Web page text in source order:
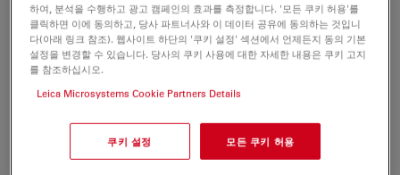
Widefield Application Letter Fura 01 Sep07
en
Jul 27, 2026 PDF, 717 KB
DOWNLOAD
하여, 분석을 수행하고 광고 캠페인의 효과를 측정합니다. '모든 쿠키 허용'를
클릭하면 이에 동의하고, 당사 파트너사와 이 데이터 공유에 동의하는 것입니
다(아래 링크 참조). 웹사이트 하단의 '쿠키 설정' 섹션에서 언제든지 동의 기본
설정을 변경할 수 있습니다. 당사의 쿠키 사용에 대한 자세한 내용은 쿠키 고지
를 참조하십시오.
Leica Microsystems Cookie Partners Details
쿠키 설정 모든 쿠키 허용